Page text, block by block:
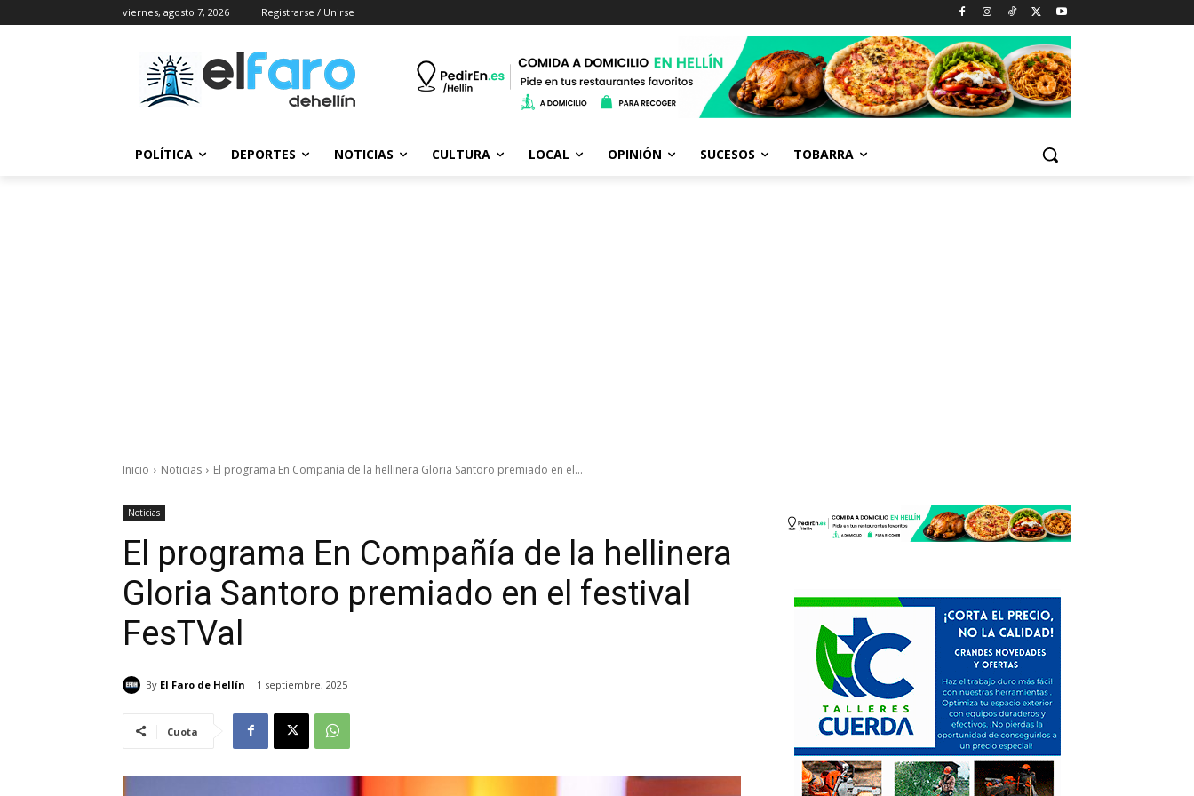
viernes, agosto 7, 2026 Registrarse / Unirse
POLÍTICA DEPORTES NOTICIAS CULTURA LOCAL OPINIÓN SUCESOS TOBARRA
Inicio Noticias El programa En Compañía de la hellinera Gloria Santoro premiado en el...
Noticias
El programa En Compañía de la hellinera
Gloria Santoro premiado en el festival
FesTVal
By El Faro de Hellín 1 septiembre, 2025
Cuota